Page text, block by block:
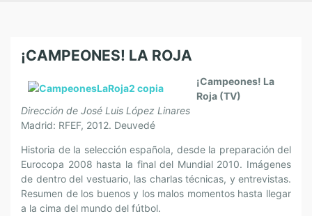
¡CAMPEONES! LA ROJA
¡Campeones! La
Roja (TV)
Dirección de José Luis López Linares
Madrid: RFEF, 2012. Deuvedé
Historia de la selección española, desde la preparación del
Eurocopa 2008 hasta la final del Mundial 2010. Imágenes
de dentro del vestuario, las charlas técnicas, y entrevistas.
Resumen de los buenos y los malos momentos hasta llegar
a la cima del mundo del fútbol.